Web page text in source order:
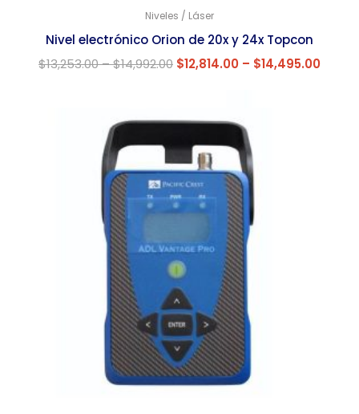
Niveles / Láser
Nivel electrónico Orion de 20x y 24x Topcon
$13,253.00–$14,992.00 $12,814.00 – $14,495.00